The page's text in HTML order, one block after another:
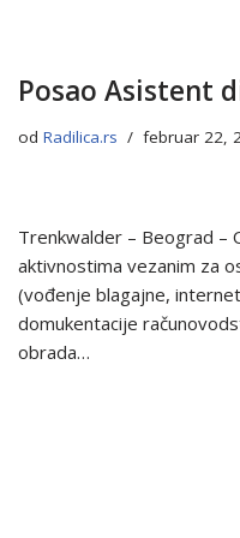
Posao Asistent
od Radilica.rs februar 22,
Trenkwalder – Beograd –
aktivnostima vezanim za
(vođenje blagajne,
domukentacije
obrada…